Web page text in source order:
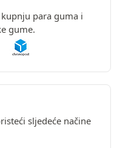
para guma i
gume.
sljedeće načine